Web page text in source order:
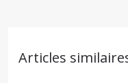
Articles